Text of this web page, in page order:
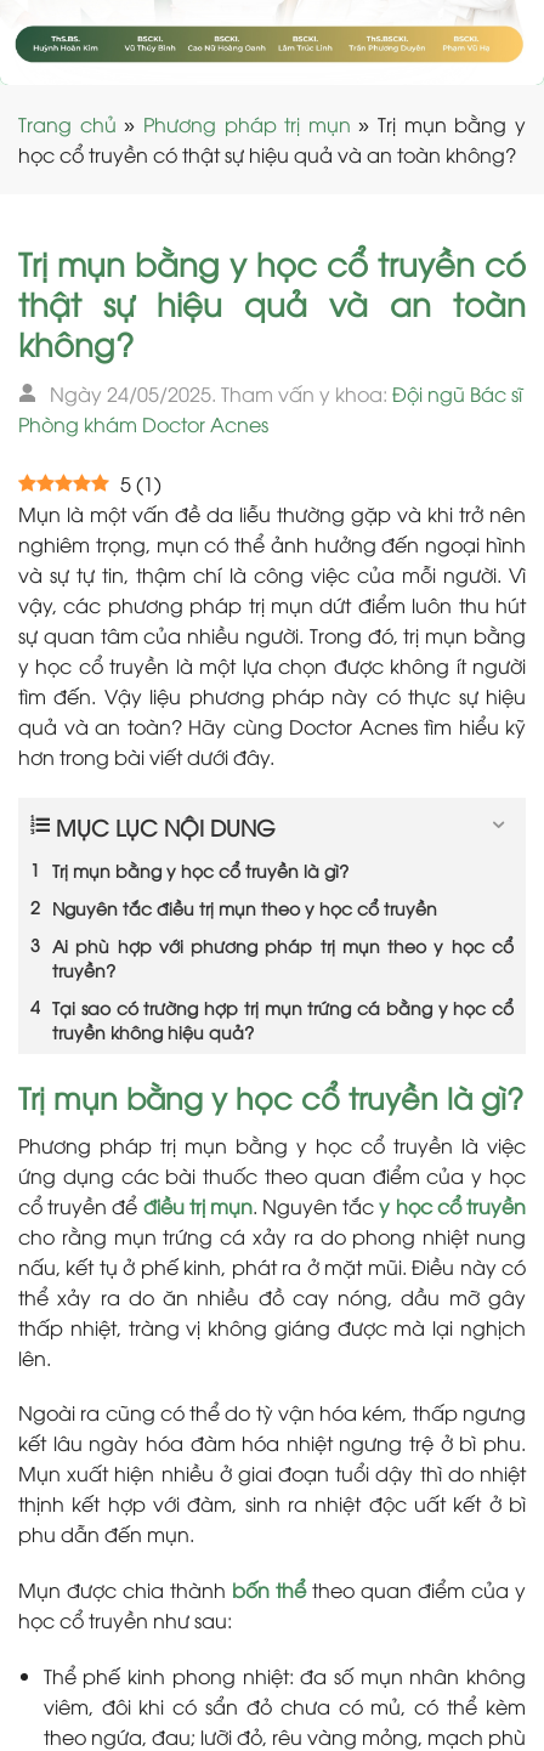
Trang chủ » Phương pháp trị mụn »Trị mụn bằng y
học cổ truyền có thật sự hiệu quả và an toàn không?
Trị mụn bằng y học cổ truyền có
thật sự hiệu quả và an toàn
không?
Ngày 24/05/2025. Tham vấn y khoa: Đội ngũ Bác sĩ
Phòng khám Doctor Acnes
5(1)
Mụn là một vấn đề da liễu thường gặp và khi trở nên
nghiêm trọng, mụn có thể ảnh hưởng đến ngoại hình
và sự tự tin, thậm chí là công việc của mỗi người. Vì
vậy, các phương pháp trị mụn dứt điểm luôn thu hút
sự quan tâm của nhiều người. Trong đó, trị mụn bằng
y học cổ truyền là một lựa chọn được không ít người
tìm đến. Vậy liệu phương pháp này có thực sự hiệu
quả và an toàn? Hãy cùng Doctor Acnes tìm hiểu kỹ
hơn trong bài viết dưới đây.
MỤC LỤC NỘI DUNG
Trị mụn bằng y học cổ truyền là gì?
Nguyên tắc điều trị mụn theo y học cổ truyền
Ai phù hợp với phương pháp trị mụn theo y học cổ
truyền?
Tại sao có trường hợp trị mụn trứng cá bằng y học cổ
truyền không hiệu quả?
Trị mụn bằng y học cổ truyền là gì?
Phương pháp trị mụn bằng y học cổ truyền là việc
ứng dụng các bài thuốc theo quan điểm của y học
cổ truyền để điều trị mụn. Nguyên tắcy học cổ truyền
cho rằng mụn trứng cá xảy ra do phong nhiệt nung
nấu, kết tụ ở phế kinh, phát ra ở mặt mũi. Điều này có
thể xảy ra do ăn nhiều đồ cay nóng, dầu mỡ gây
thấp nhiệt, tràng vị không giáng được mà lại nghịch
lên.
Ngoài ra cũng có thể do tỳ vận hóa kém, thấp ngưng
kết lâu ngày hóa đàm hóa nhiệt ngưng trệ ở bì phu.
Mụn xuất hiện nhiều ở giai đoạn tuổi dậy thì do nhiệt
thịnh kết hợp với đàm, sinh ra nhiệt độc uất kết ở bì
phu dẫn đến mụn.
Mụn được chia thành bốn thểtheo quan điểm của y
học cổ truyền như sau:
Thể phế kinh phong nhiệt: đa số mụn nhân không
viêm, đôi khi có sẩn đỏ chưa có mủ, có thể kèm
theo ngứa, đau; lưỡi đỏ, rêu vàng mỏng, mạch phù